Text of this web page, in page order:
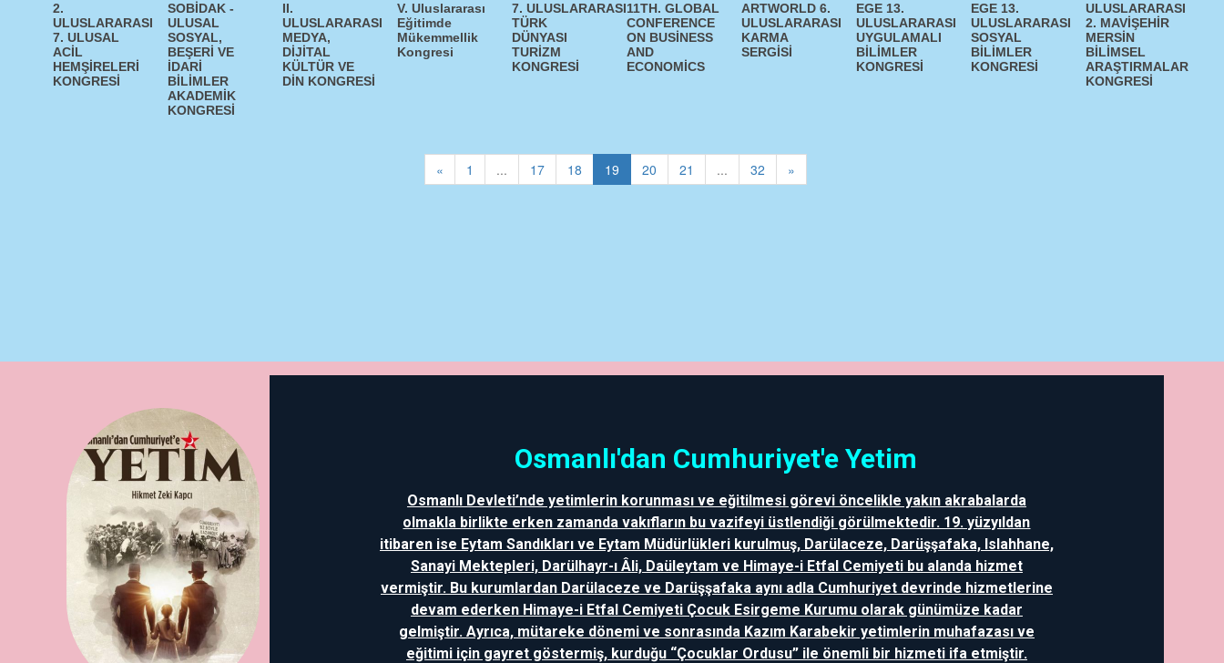
2.
ULUSLARARASI
7. ULUSAL
ACİL
HEMŞİRELERİ
KONGRESİ
SOBİDAK -
ULUSAL
SOSYAL,
BEŞERİ VE
İDARİ
BİLİMLER
AKADEMİK
KONGRESİ
II.
ULUSLARARASI
MEDYA,
DİJİTAL
KÜLTÜR VE
DİN KONGRESİ
V. Uluslararası
Eğitimde
Mükemmellik
Kongresi
7. ULUSLARARASI
TÜRK
DÜNYASI
TURİZM
KONGRESİ
11TH. GLOBAL
CONFERENCE
ON BUSİNESS
AND
ECONOMİCS
ARTWORLD 6.
ULUSLARARASI
KARMA
SERGİSİ
EGE 13.
ULUSLARARASI
UYGULAMALI
BİLİMLER
KONGRESİ
EGE 13.
ULUSLARARASI
SOSYAL
BİLİMLER
KONGRESİ
ULUSLARARASI
2. MAVİŞEHİR
MERSİN
BİLİMSEL
ARAŞTIRMALAR
KONGRESİ
« 1 ... 17 18 19 20 21 ... 32 »
Osmanlı'dan Cumhuriyet'e Yetim
Osmanlı Devleti’nde yetimlerin korunması ve eğitilmesi görevi öncelikle yakın akrabalarda
olmakla birlikte erken zamanda vakıfların bu vazifeyi üstlendiği görülmektedir. 19. yüzyıldan
itibaren ise Eytam Sandıkları ve Eytam Müdürlükleri kurulmuş, Darülaceze, Darüşşafaka, Islahhane,
Sanayi Mektepleri, Darülhayr-ı Âli, Daüleytam ve Himaye-i Etfal Cemiyeti bu alanda hizmet
vermiştir. Bu kurumlardan Darülaceze ve Darüşşafaka aynı adla Cumhuriyet devrinde hizmetlerine
devam ederken Himaye-i Etfal Cemiyeti Çocuk Esirgeme Kurumu olarak günümüze kadar
gelmiştir. Ayrıca, mütareke dönemi ve sonrasında Kazım Karabekir yetimlerin muhafazası ve
eğitimi için gayret göstermiş, kurduğu “Çocuklar Ordusu” ile önemli bir hizmeti ifa etmiştir.